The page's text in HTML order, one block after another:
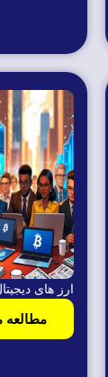
نوبیتکس
ارز های
مطالعه